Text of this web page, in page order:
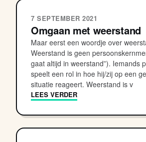
7 SEPTEMBER 2021
Omgaan met weerstand
Maar eerst een woordje over
Weerstand is geen
gaat altijd in weerstand”). Iemands
speelt een rol in hoe hij/zij op een
situatie reageert. Weerstand is v
LEES VERDER